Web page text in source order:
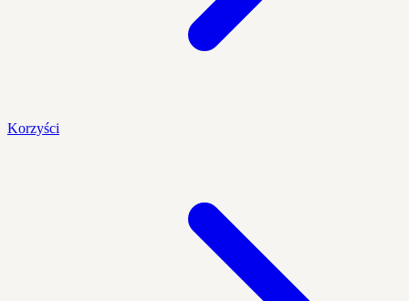
Korzyści